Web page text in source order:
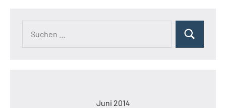
Suchen
Juni 2014